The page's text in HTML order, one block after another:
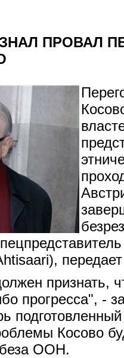
ПРОВАЛ
признать,
прогресса", -
Косово
ООН.